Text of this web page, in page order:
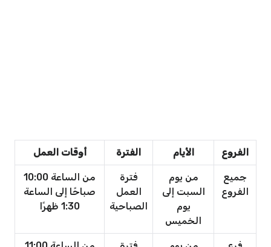
الفروع الأيام الفترة أوقات العمل
جميع
الفروع
من يوم
السبت إلى
يوم
الخميس
فترة
العمل
الصباحية
من الساعة 10:00
صباحًا إلى الساعة
1:30 ظهرًا